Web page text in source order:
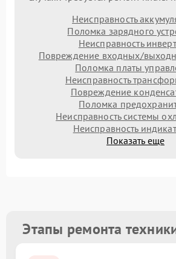
Неисправность
Поломка зарядного
Неисправность
Повреждение входных/
Поломка платы
Неисправность
Повреждение
Поломка
Неисправность системы
Неисправность
Показать еще
Этапы ремонта